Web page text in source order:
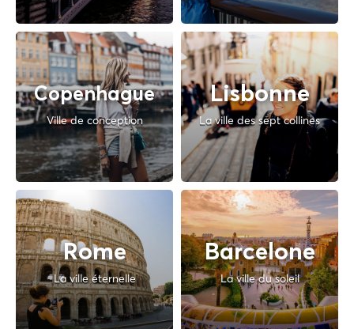
Copenhague
Ville de conception
Lisbonne
La ville des sept collines
Rome
La ville éternelle
Barcelone
La ville du soleil